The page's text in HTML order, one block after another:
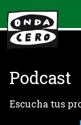
Podcast
Escucha tus